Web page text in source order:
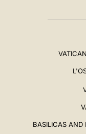
BASILICAS AND